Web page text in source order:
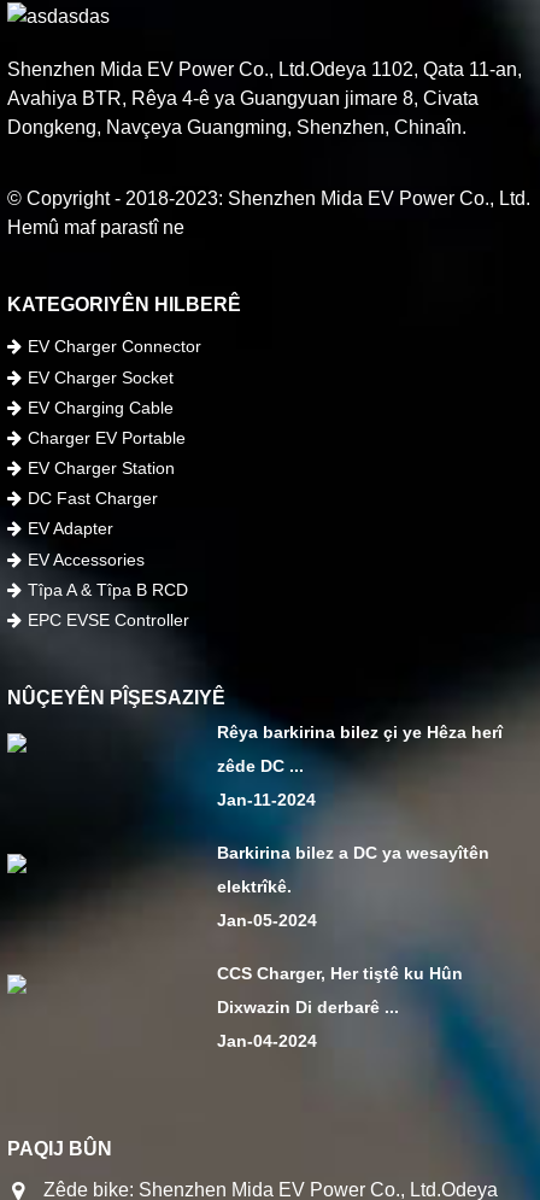
Shenzhen Mida EV Power Co., Ltd.Odeya 1102, Qata 11-an,
Avahiya BTR, Rêya 4-ê ya Guangyuan jimare 8, Civata
Dongkeng, Navçeya Guangming, Shenzhen, Chinaîn.
© Copyright - 2018-2023: Shenzhen Mida EV Power Co., Ltd.
Hemû maf parastî ne
KATEGORIYÊN HILBERÊ
EV Charger Connector
EV Charger Socket
EV Charging Cable
Charger EV Portable
EV Charger Station
DC Fast Charger
EV Adapter
EV Accessories
Tîpa A & Tîpa B RCD
EPC EVSE Controller
NÛÇEYÊN PÎŞESAZIYÊ
Rêya barkirina bilez çi ye Hêza herî
zêde DC ...
Jan-11-2024
Barkirina bilez a DC ya wesayîtên
elektrîkê.
Jan-05-2024
CCS Charger, Her tiştê ku Hûn
Dixwazin Di derbarê ...
Jan-04-2024
PAQIJ BÛN
Zêde bike: Shenzhen Mida EV Power Co., Ltd.Odeya